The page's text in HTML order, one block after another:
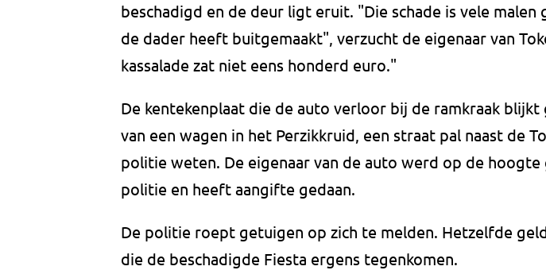
beschadigd en de deur ligt eruit. "Die schade is vele
de dader heeft buitgemaakt", verzucht de eigenaar van
kassalade zat niet eens honderd euro."
De kentekenplaat die de auto verloor bij de ramkraak blijkt
van een wagen in het Perzikkruid, een straat pal naast de
politie weten. De eigenaar van de auto werd op de
politie en heeft aangifte gedaan.
De politie roept getuigen op zich te melden. Hetzelfde
die de beschadigde Fiesta ergens tegenkomen.